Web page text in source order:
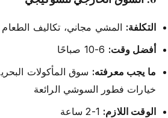
التكلفة: المشي مجاني، تكاليف الطعام
أفضل وقت:
ما يجب معرفته: سوق المأكولات
خيارات فطور السوشي الرائعة
الوقت اللازم: